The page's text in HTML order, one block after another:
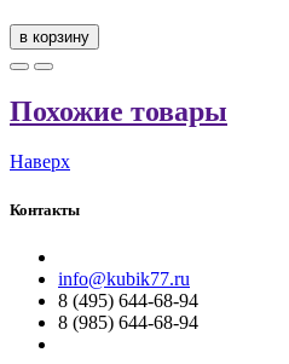
в корзину
Похожие товары
Наверх
Контакты
info@kubik77.ru
8 (495) 644-68-94
8 (985) 644-68-94